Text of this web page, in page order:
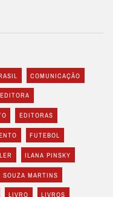
COMUNICAÇÃO
EDITORA
EDITORAS
FUTEBOL
ILANA PINSKY
SOUZA MARTINS
LIVRO LIVROS